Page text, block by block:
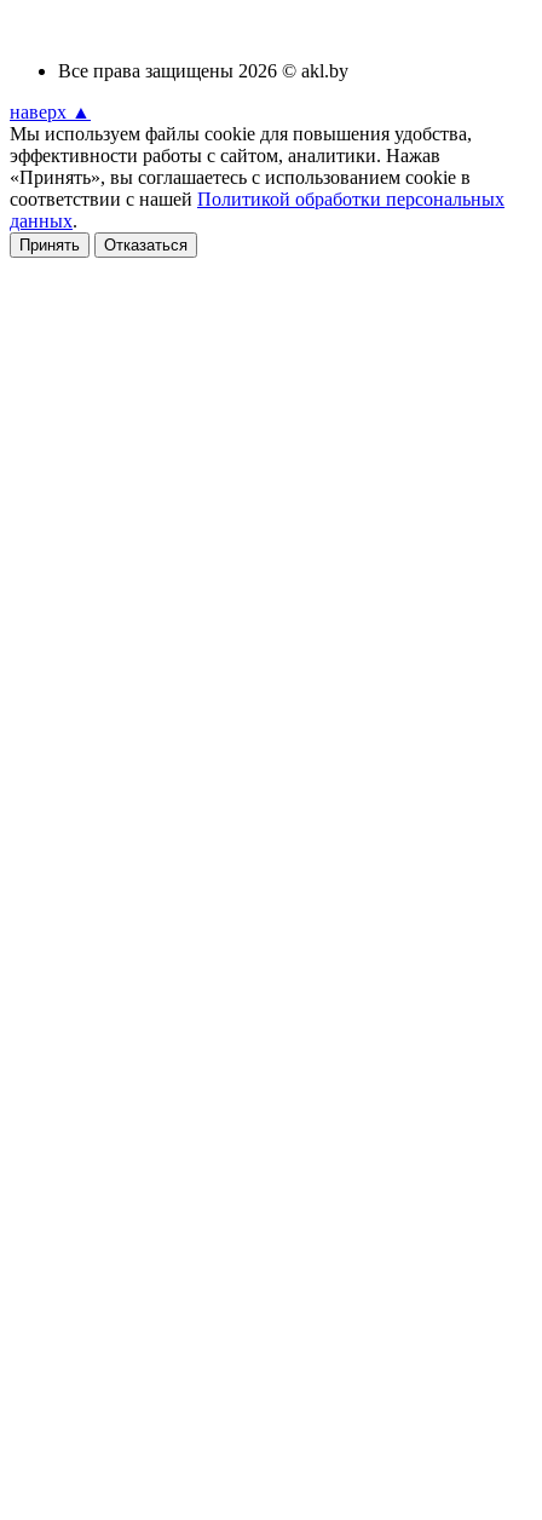
Все права защищены 2026 © akl.by
наверх ▲
Мы используем файлы cookie для повышения удобства,
эффективности работы с сайтом, аналитики. Нажав
«Принять», вы соглашаетесь с использованием cookie в
соответствии с нашей Политикой обработки персональных
данных.
Принять Отказаться